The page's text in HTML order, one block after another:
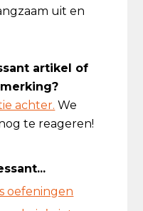
uit en
artikel of
achter. We
te reageren!
oefeningen